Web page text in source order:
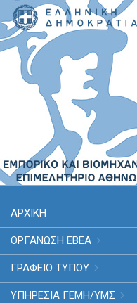
ΑΡΧΙΚΗ
ΟΡΓΑΝΩΣΗ ΕΒΕΑ
ΓΡΑΦΕΙΟ ΤΥΠΟΥ
ΥΠΗΡΕΣΊΑ ΓΕΜΗ/ΥΜΣ